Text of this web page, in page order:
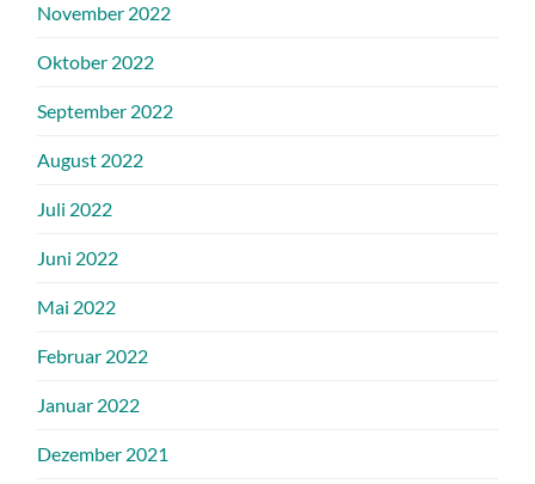
November 2022
Oktober 2022
September 2022
August 2022
Juli 2022
Juni 2022
Mai 2022
Februar 2022
Januar 2022
Dezember 2021